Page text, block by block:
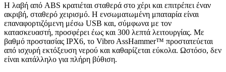
Η λαβή από ABS κρατιέται σταθερά στο χέρι και επιτρέπει έναν
ακριβή, σταθερό χειρισμό. Η ενσωματωμένη μπαταρία είναι
επαναφορτιζόμενη μέσω USB και, σύμφωνα με τον
κατασκευαστή, προσφέρει έως και 300 λεπτά λειτουργίας. Με
βαθμό προστασίας IPX6, το Vibro AssHammer™ προστατεύεται
από ισχυρή εκτόξευση νερού και καθαρίζεται εύκολα. Ωστόσο, δεν
είναι κατάλληλο για πλήρη βύθιση.